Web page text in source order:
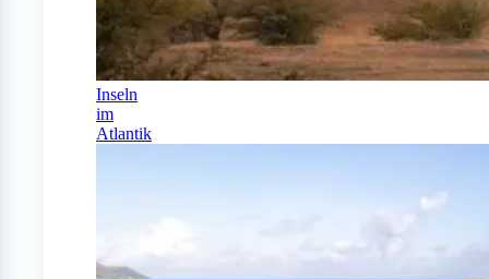
Inseln
im
Atlantik